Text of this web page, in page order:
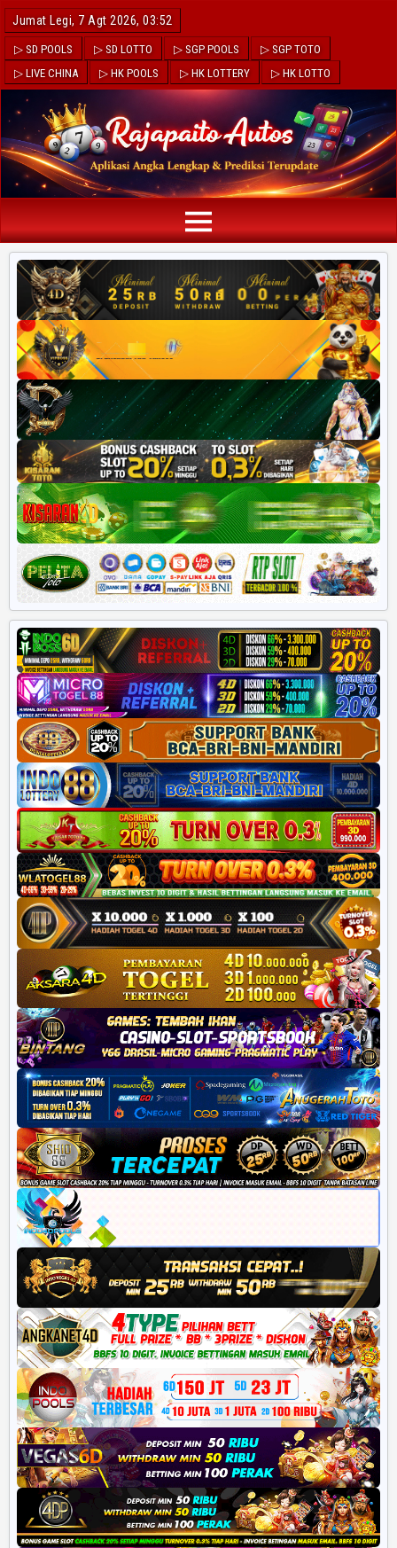
Jumat Legi, 7 Agt 2026, 03:52
▷ SD POOLS ▷ SD LOTTO ▷ SGP POOLS
▷ SGP TOTO
▷ LIVE CHINA
▷ HK POOLS ▷ HK LOTTERY ▷ HK LOTTO